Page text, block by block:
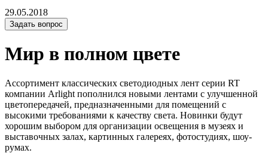
29.05.2018
Задать вопрос
Мир в полном цвете
Ассортимент классических светодиодных лент серии RT
компании Arlight пополнился новыми лентами с улучшенной
цветопередачей, предназначенными для помещений с
высокими требованиями к качеству света. Новинки будут
хорошим выбором для организации освещения в музеях и
выставочных залах, картинных галереях, фотостудиях, шоу-
румах.